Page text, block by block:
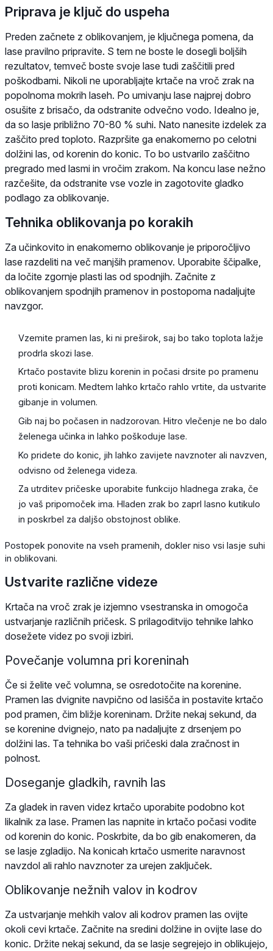
Priprava je ključ do uspeha
Preden začnete z oblikovanjem, je ključnega pomena, da
lase pravilno pripravite. S tem ne boste le dosegli boljših
rezultatov, temveč boste svoje lase tudi zaščitili pred
poškodbami. Nikoli ne uporabljajte krtače na vroč zrak na
popolnoma mokrih laseh. Po umivanju lase najprej dobro
osušite z brisačo, da odstranite odvečno vodo. Idealno je,
da so lasje približno 70-80 % suhi. Nato nanesite izdelek za
zaščito pred toploto. Razpršite ga enakomerno po celotni
dolžini las, od korenin do konic. To bo ustvarilo zaščitno
pregrado med lasmi in vročim zrakom. Na koncu lase nežno
razčešite, da odstranite vse vozle in zagotovite gladko
podlago za oblikovanje.
Tehnika oblikovanja po korakih
Za učinkovito in enakomerno oblikovanje je priporočljivo
lase razdeliti na več manjših pramenov. Uporabite ščipalke,
da ločite zgornje plasti las od spodnjih. Začnite z
oblikovanjem spodnjih pramenov in postopoma nadaljujte
navzgor.
Vzemite pramen las, ki ni preširok, saj bo tako toplota lažje
prodrla skozi lase.
Krtačo postavite blizu korenin in počasi drsite po pramenu
proti konicam. Medtem lahko krtačo rahlo vrtite, da ustvarite
gibanje in volumen.
Gib naj bo počasen in nadzorovan. Hitro vlečenje ne bo dalo
želenega učinka in lahko poškoduje lase.
Ko pridete do konic, jih lahko zavijete navznoter ali navzven,
odvisno od želenega videza.
Za utrditev pričeske uporabite funkcijo hladnega zraka, če
jo vaš pripomoček ima. Hladen zrak bo zaprl lasno kutikulo
in poskrbel za daljšo obstojnost oblike.
Postopek ponovite na vseh pramenih, dokler niso vsi lasje suhi
in oblikovani.
Ustvarite različne videze
Krtača na vroč zrak je izjemno vsestranska in omogoča
ustvarjanje različnih pričesk. S prilagoditvijo tehnike lahko
dosežete videz po svoji izbiri.
Povečanje volumna pri koreninah
Če si želite več volumna, se osredotočite na korenine.
Pramen las dvignite navpično od lasišča in postavite krtačo
pod pramen, čim bližje koreninam. Držite nekaj sekund, da
se korenine dvignejo, nato pa nadaljujte z drsenjem po
dolžini las. Ta tehnika bo vaši pričeski dala zračnost in
polnost.
Doseganje gladkih, ravnih las
Za gladek in raven videz krtačo uporabite podobno kot
likalnik za lase. Pramen las napnite in krtačo počasi vodite
od korenin do konic. Poskrbite, da bo gib enakomeren, da
se lasje zgladijo. Na konicah krtačo usmerite naravnost
navzdol ali rahlo navznoter za urejen zaključek.
Oblikovanje nežnih valov in kodrov
Za ustvarjanje mehkih valov ali kodrov pramen las ovijte
okoli cevi krtače. Začnite na sredini dolžine in ovijte lase do
konic. Držite nekaj sekund, da se lasje segrejejo in oblikujejo,